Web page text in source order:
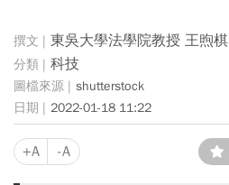
東吳大學法學院教授 王煦棋
科技
shutterstock
2022-01-18 11:22
+A -A